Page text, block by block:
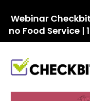
para
conteúdo
Webinar
no Food Service |